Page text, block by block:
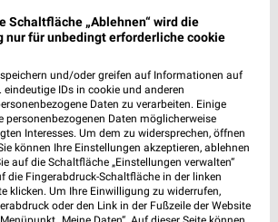
Angebote ab 03.08.
Noch morgen gültig
XXXLutz
Schaltfläche „Ablehnen“ wird die
nur für unbedingt erforderliche cookie
und/oder greifen auf Informationen auf
eindeutige IDs in cookie und anderen
Daten zu verarbeiten. Einige
personenbezogenen Daten möglicherweise
Interesses. Um dem zu widersprechen, öffnen
können Ihre Einstellungen akzeptieren, ablehnen
auf die Schaltfläche „Einstellungen verwalten“
die Fingerabdruck-Schaltfläche in der linken
klicken. Um Ihre Einwilligung zu widerrufen,
oder den Link in der Fußzeile der Website